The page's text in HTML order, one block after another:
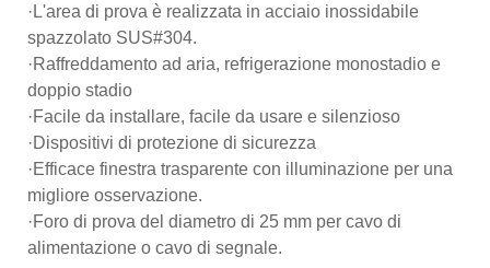
·L'area di prova è realizzata in acciaio inossidabile
spazzolato SUS#304.
·Raffreddamento ad aria, refrigerazione monostadio e
doppio stadio
·Facile da installare, facile da usare e silenzioso
·Dispositivi di protezione di sicurezza
·Efficace finestra trasparente con illuminazione per una
migliore osservazione.
·Foro di prova del diametro di 25 mm per cavo di
alimentazione o cavo di segnale.